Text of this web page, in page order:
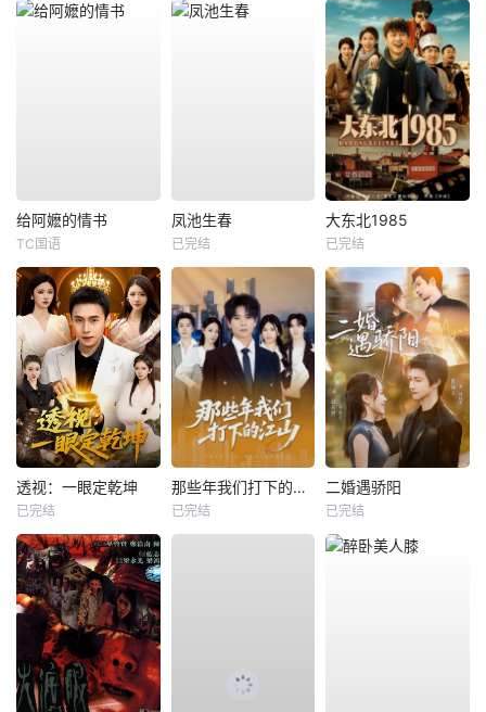
给阿嬷的情书
TC国语
凤池生春
已完结
大东北1985
已完结
透视：一眼定乾坤
已完结
那些年我们打下的江山
已完结
二婚遇骄阳
已完结